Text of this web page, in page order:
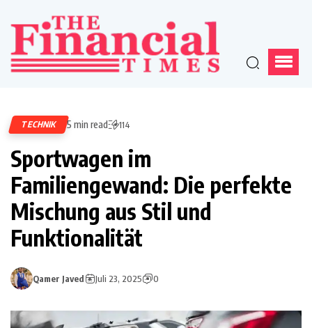
TECHNIK 5 min read 114
Sportwagen im
Familiengewand: Die perfekte
Mischung aus Stil und
Funktionalität
Qamer Javed Juli 23, 2025 0